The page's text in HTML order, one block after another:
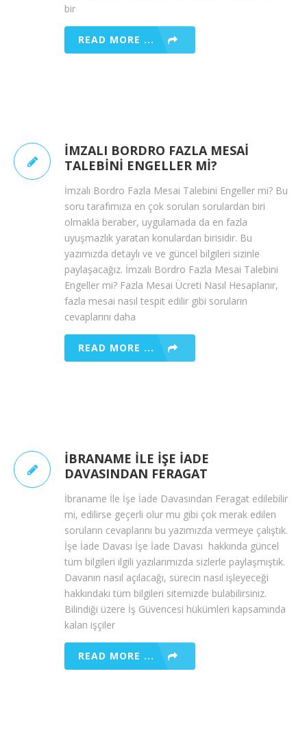
bir
READ MORE ...
İMZALI BORDRO FAZLA MESAI
TALEBINI ENGELLER MI?
İmzalı Bordro Fazla Mesai Talebini Engeller mi? Bu
soru tarafımıza en çok sorulan sorulardan biri
olmakla beraber, uygulamada da en fazla
uyuşmazlık yaratan konulardan birisidir. Bu
yazımızda detaylı ve ve güncel bilgileri sizinle
paylaşacağız. İmzalı Bordro Fazla Mesai Talebini
Engeller mi? Fazla Mesai Ücreti Nasıl Hesaplanır,
fazla mesai nasıl tespit edilir gibi soruların
cevaplarını daha
READ MORE ...
İBRANAME İLE İŞE İADE
DAVASINDAN FERAGAT
İbraname İle İşe İade Davasından Feragat edilebilir
mi, edilirse geçerli olur mu gibi çok merak edilen
soruların cevaplarını bu yazımızda vermeye çalıştık.
İşe İade Davası İşe İade Davası hakkında güncel
tüm bilgileri ilgili yazılarımızda sizlerle paylaşmıştık.
Davanın nasıl açılacağı, sürecin nasıl işleyeceği
hakkındaki tüm bilgileri sitemizde bulabilirsiniz.
Bilindiği üzere İş Güvencesi hükümleri kapsamında
kalan işçiler
READ MORE ...